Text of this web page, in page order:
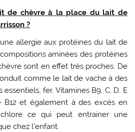
de chèvre à la place du lait de
?
une allergie aux protéines du lait de
aminées des protéines
sont en effet très proches. De
comme le lait de vache à des
fer, Vitamines B9, C, D, E
et également à des excès en
ce qui peut entrainer une
chez l’enfant.